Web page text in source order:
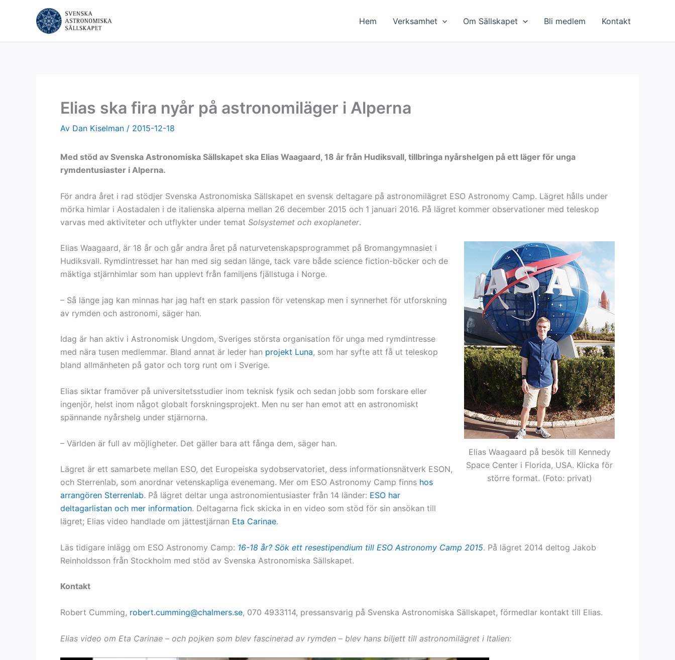
Hem Verksamhet Om Sällskapet Bli medlem Kontakt
Elias ska fira nyår på astronomiläger i Alperna
Av Dan Kiselman / 2015-12-18
Med stöd av Svenska Astronomiska Sällskapet ska Elias Waagaard, 18 år från Hudiksvall, tillbringa nyårshelgen på ett läger för unga
rymdentusiaster i Alperna.
För andra året i rad stödjer Svenska Astronomiska Sällskapet en svensk deltagare på astronomilägret ESO Astronomy Camp. Lägret hålls under
mörka himlar i Aostadalen i de italienska alperna mellan 26 december 2015 och 1 januari 2016. På lägret kommer observationer med teleskop
varvas med aktiviteter och utflykter under temat Solsystemet och exoplaneter.
Elias Waagaard på besök till Kennedy
Space Center i Florida, USA. Klicka för
större format. (Foto: privat)
Elias Waagaard, är 18 år och går andra året på naturvetenskapsprogrammet på Bromangymnasiet i
Hudiksvall. Rymdintresset har han med sig sedan länge, tack vare både science fiction-böcker och de
mäktiga stjärnhimlar som han upplevt från familjens fjällstuga i Norge.
– Så länge jag kan minnas har jag haft en stark passion för vetenskap men i synnerhet för utforskning
av rymden och astronomi, säger han.
Idag är han aktiv i Astronomisk Ungdom, Sveriges största organisation för unga med rymdintresse
med nära tusen medlemmar. Bland annat är leder han projekt Luna, som har syfte att få ut teleskop
bland allmänheten på gator och torg runt om i Sverige.
Elias siktar framöver på universitetsstudier inom teknisk fysik och sedan jobb som forskare eller
ingenjör, helst inom något globalt forskningsprojekt. Men nu ser han emot att en astronomiskt
spännande nyårshelg under stjärnorna.
– Världen är full av möjligheter. Det gäller bara att fånga dem, säger han.
Lägret är ett samarbete mellan ESO, det Europeiska sydobservatoriet, dess informationsnätverk ESON,
och Sterrenlab, som anordnar vetenskapliga evenemang. Mer om ESO Astronomy Camp finns hos
arrangören Sterrenlab. På lägret deltar unga astronomientusiaster från 14 länder: ESO har
deltagarlistan och mer information. Deltagarna fick skicka in en video som stöd för sin ansökan till
lägret; Elias video handlade om jättestjärnan Eta Carinae.
Läs tidigare inlägg om ESO Astronomy Camp: 16-18 år? Sök ett resestipendium till ESO Astronomy Camp 2015. På lägret 2014 deltog Jakob
Reinholdsson från Stockholm med stöd av Svenska Astronomiska Sällskapet.
Kontakt
Robert Cumming, robert.cumming@chalmers.se, 070 4933114, pressansvarig på Svenska Astronomiska Sällskapet, förmedlar kontakt till Elias.
Elias video om Eta Carinae – och pojken som blev fascinerad av rymden – blev hans biljett till astronomilägret i Italien: